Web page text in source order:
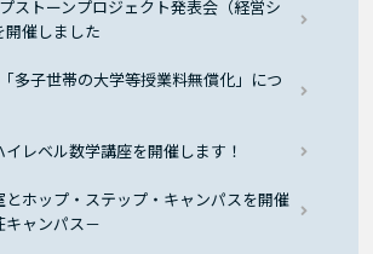
ストーンプロジェクト発表会（経営シ
開催しました
多子世帯の大学等授業料無償化」につ
イレベル数学講座を開催します！
とホップ・ステップ・キャンパスを開催
キャンパス－